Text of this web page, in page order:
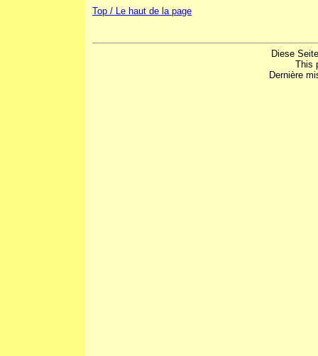
Top / Le haut de la page
Diese
This
Dernière